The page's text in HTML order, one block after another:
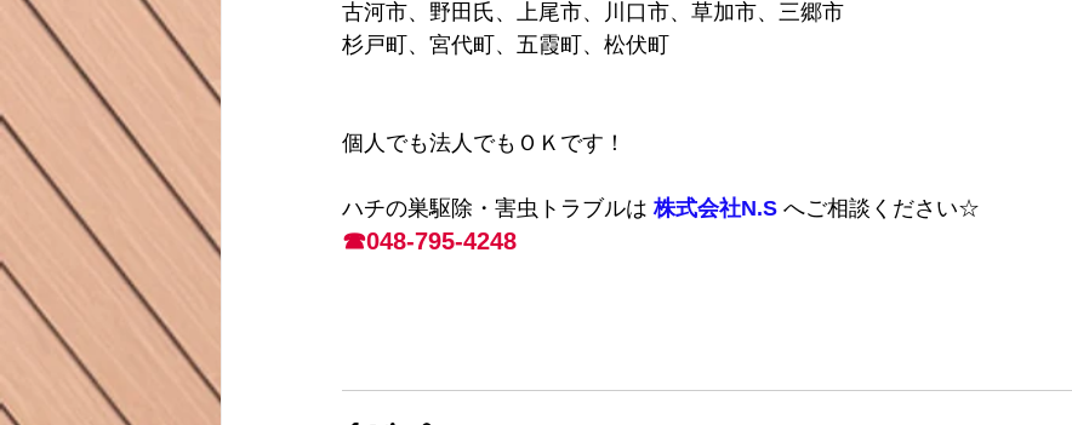
古河市、野田氏、上尾市、川口市、草加市、三郷市
杉戸町、宮代町、五霞町、松伏町
個人でも法人でもＯＫです！
ハチの巣駆除・害虫トラブルは 株式会社N.S へご相談ください☆
☎048-795-4248